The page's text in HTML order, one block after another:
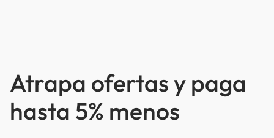
Atrapa ofertas y paga
hasta 5% menos